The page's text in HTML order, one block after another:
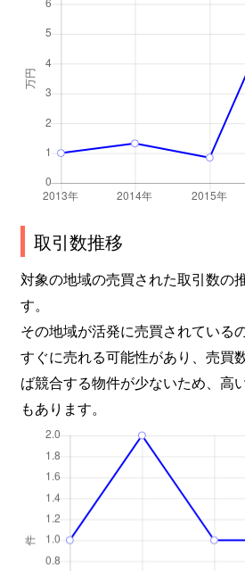
取引数推移
対象の地域の売買された取引数の
す。
その地域が活発に売買されている
すぐに売れる可能性があり、売買
ば競合する物件が少ないため、高
もあります。